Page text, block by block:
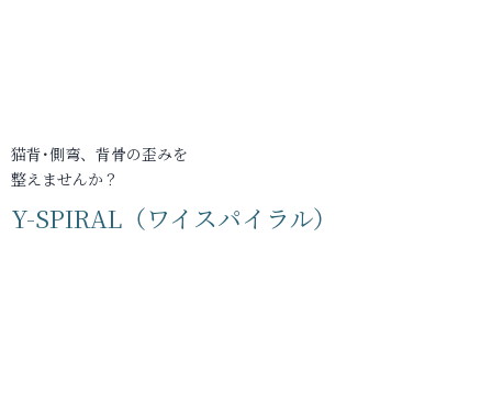
猫背･側弯、背骨の歪みを
整えませんか？
Y-SPIRAL（ワイスパイラル）